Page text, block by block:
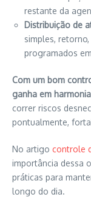
restante da
Distribuição de
simples,
programados
Com um bom
ganha em
correr riscos
pontualmente,
No artigo controle
importância dessa
práticas para
longo do dia.